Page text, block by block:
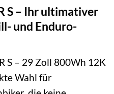
S – Ihr ultimativer
und Enduro-
S – 29 Zoll 800Wh 12K
Wahl für